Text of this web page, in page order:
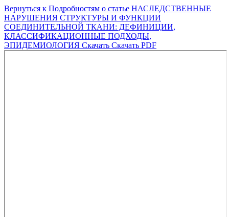
Вернуться к Подробностям о статье НАСЛЕДСТВЕННЫЕ
НАРУШЕНИЯ СТРУКТУРЫ И ФУНКЦИИ
СОЕДИНИТЕЛЬНОЙ ТКАНИ: ДЕФИНИЦИИ,
КЛАССИФИКАЦИОННЫЕ ПОДХОДЫ,
ЭПИДЕМИОЛОГИЯ Скачать Скачать PDF